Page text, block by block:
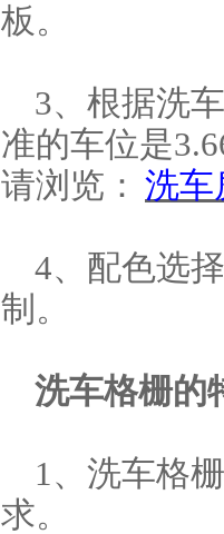
板。
3、根据洗
准的车位是
请浏览： 洗车
4、配色选
制。
洗车格栅的
1、洗车格
求。